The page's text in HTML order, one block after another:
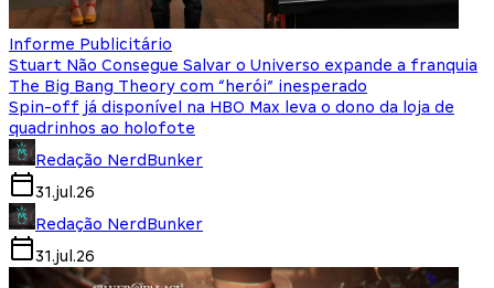
Informe Publicitário
Stuart Não Consegue Salvar o Universo expande a franquia
The Big Bang Theory com “herói” inesperado
Spin-off já disponível na HBO Max leva o dono da loja de
quadrinhos ao holofote
Redação NerdBunker
31.jul.26
Redação NerdBunker
31.jul.26